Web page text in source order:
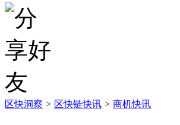
区快洞察 > 区快链快讯 > 商机快讯